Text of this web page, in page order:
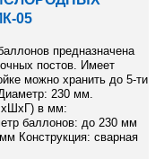
05
предназначена
постов. Имеет
можно хранить до 5-ти
230 мм.
в мм:
баллонов: до 230 мм
Конструкция: сварная